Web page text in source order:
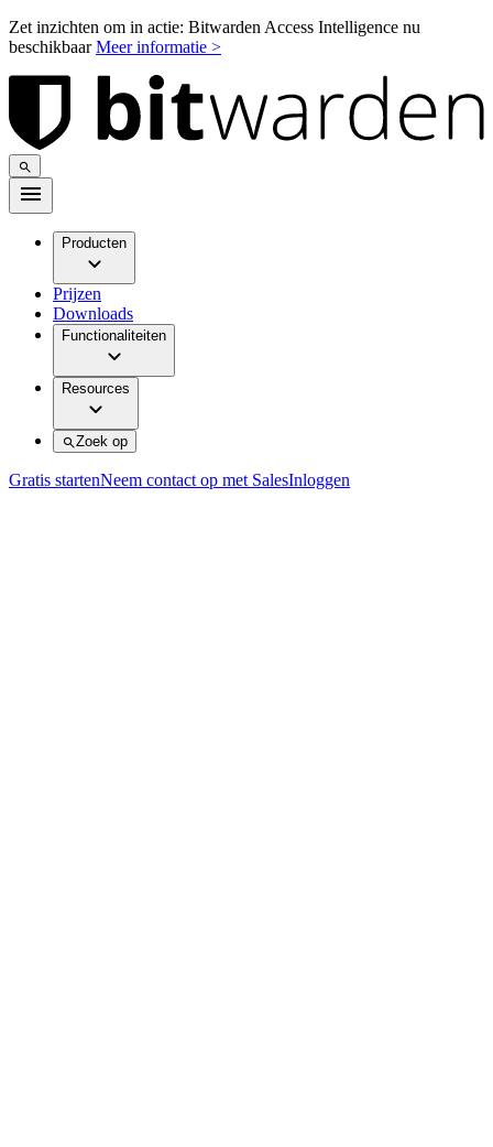
Zet inzichten om in actie: Bitwarden Access Intelligence nu
beschikbaarMeer informatie >
Producten
Prijzen
Downloads
Functionaliteiten
Resources
Zoek op
Gratis startenNeem contact op met SalesInloggen